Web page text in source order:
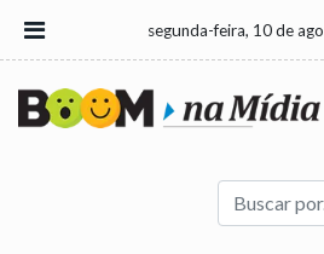
segunda-feira, 10 de
Buscar